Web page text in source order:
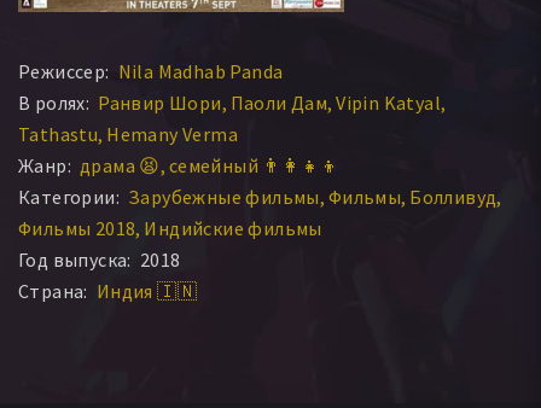
Режиссер: Nila Madhab Panda
В ролях: Ранвир Шори Паоли Дам Vipin Katyal
Tathastu Hemany Verma
Жанр: драма 😫 семейный 👨‍👩‍👧‍👦
Категории: Зарубежные фильмы Фильмы Болливуд
Фильмы 2018 Индийские фильмы
Год выпуска: 2018
Страна: Индия 🇮🇳